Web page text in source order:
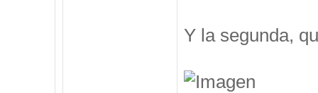
Y la segunda,